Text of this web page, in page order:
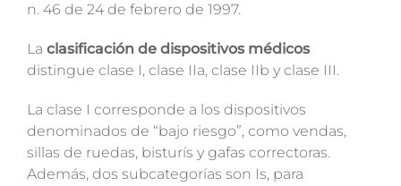
n. 46 de 24 de febrero de 1997.
La clasificación de dispositivos médicos
distingue clase I, clase IIa, clase IIb y clase III.
La clase I corresponde a los dispositivos
denominados de “bajo riesgo”, como vendas,
sillas de ruedas, bisturís y gafas correctoras.
Además, dos subcategorías son Is, para